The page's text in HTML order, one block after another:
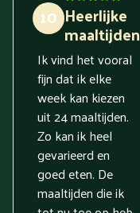
10 Heerlijke
maaltijden
Ik vind het vooral
fijn dat ik elke
week kan kiezen
uit 24 maaltijden.
Zo kan ik heel
gevarieerd en
goed eten. De
maaltijden die ik